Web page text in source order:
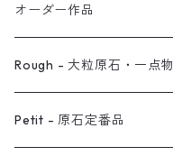
イヤリング対応
ノンホールピアス
オーダー用ページ
バングル
ブローチ
ヘアアクセサリー
オーダー作品
リング
ネックレス
Rough - 大粒原石・一点物
ピアス
Petit - 原石定番品